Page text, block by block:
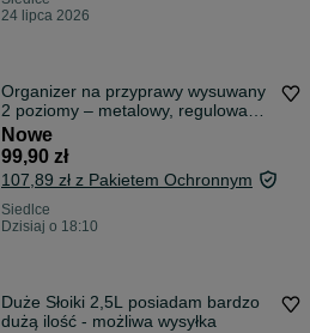
24 lipca 2026
Organizer na przyprawy wysuwany
2 poziomy – metalowy, regulowany,
czarny
Nowe
99,90 zł
107,89 zł z Pakietem Ochronnym
Siedlce
Dzisiaj o 18:10
Duże Słoiki 2,5L posiadam bardzo
dużą ilość - możliwa wysyłka